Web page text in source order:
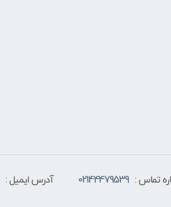
تماس : 02144479539 آدرس ایمیل :